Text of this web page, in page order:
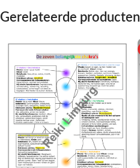
Gerelateerde producten